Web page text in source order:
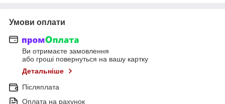
Умови оплати
Ви отримаєте замовлення
або гроші повернуться на вашу картку
Детальніше
Післяплата
Оплата на рахунок